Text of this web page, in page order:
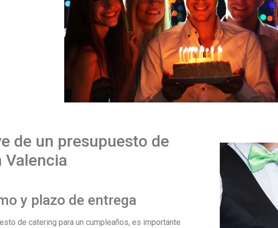
de un presupuesto de
Valencia
y plazo de entrega
de catering para un cumpleaños, es importante